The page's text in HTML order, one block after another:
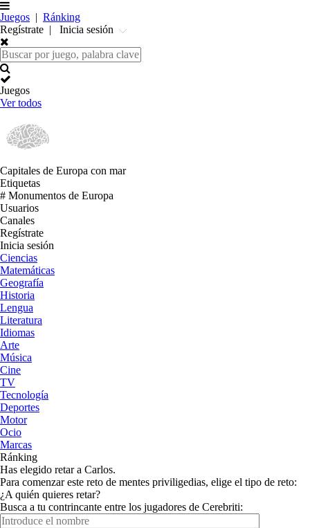
Juegos | Ránking
Regístrate | Inicia sesión
Juegos
Ver todos
Capitales de Europa con mar
Etiquetas
# Monumentos de Europa
Usuarios
Canales
Regístrate
Inicia sesión
Ciencias
Matemáticas
Geografía
Historia
Lengua
Literatura
Idiomas
Arte
Música
Cine
TV
Tecnología
Deportes
Motor
Ocio
Marcas
Ránking
Has elegido retar a Carlos.
Para comenzar este reto de mentes priviligedias, elige el tipo de reto:
¿A quién quieres retar?
Busca a tu contrincante entre los jugadores de Cerebriti: